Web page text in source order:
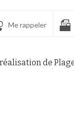
Me rappeler
de